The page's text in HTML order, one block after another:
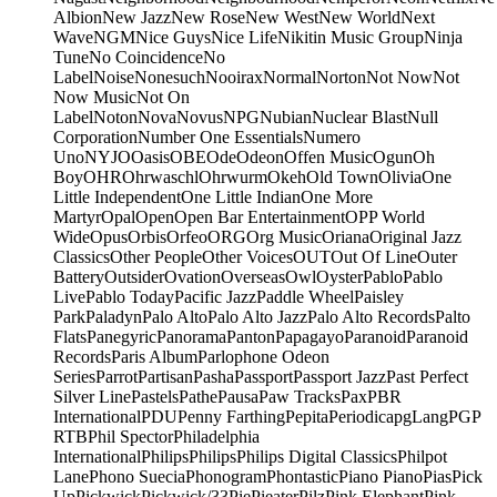
AlbionNew JazzNew RoseNew WestNew WorldNext
WaveNGMNice GuysNice LifeNikitin Music GroupNinja
TuneNo CoincidenceNo
LabelNoiseNonesuchNooiraxNormalNortonNot NowNot
Now MusicNot On
LabelNotonNovaNovusNPGNubianNuclear BlastNull
CorporationNumber One EssentialsNumero
UnoNYJOOasisOBEOdeOdeonOffen MusicOgunOh
BoyOHROhrwaschlOhrwurmOkehOld TownOliviaOne
Little IndependentOne Little IndianOne More
MartyrOpalOpenOpen Bar EntertainmentOPP World
WideOpusOrbisOrfeoORGOrg MusicOrianaOriginal Jazz
ClassicsOther PeopleOther VoicesOUTOut Of LineOuter
BatteryOutsiderOvationOverseasOwlOysterPabloPablo
LivePablo TodayPacific JazzPaddle WheelPaisley
ParkPaladynPalo AltoPalo Alto JazzPalo Alto RecordsPalto
FlatsPanegyricPanoramaPantonPapagayoParanoidParanoid
RecordsParis AlbumParlophone Odeon
SeriesParrotPartisanPashaPassportPassport JazzPast Perfect
Silver LinePastelsPathePausaPaw TracksPaxPBR
InternationalPDUPenny FarthingPepitaPeriodicapgLangPGP
RTBPhil SpectorPhiladelphia
InternationalPhilipsPhilipsPhilips Digital ClassicsPhilpot
LanePhono SueciaPhonogramPhontasticPiano PianoPiasPick